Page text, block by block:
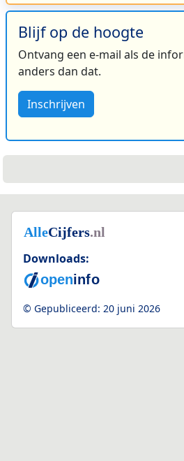
Blijf op de hoogte
Ontvang een e-mail als de
anders dan dat.
Inschrijven
Downloads:
© Gepubliceerd: 20 juni 2026